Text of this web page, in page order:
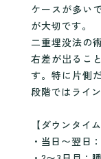
ケースが多い
が大切です。
二重埋没法の
右差が出るこ
す。特に片側
段階ではライ
【ダウンタイ
・当日〜翌日